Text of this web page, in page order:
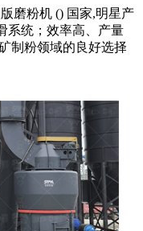
磨粉机 () 国家,明星产
系统；效率高、产量
制粉领域的良好选择